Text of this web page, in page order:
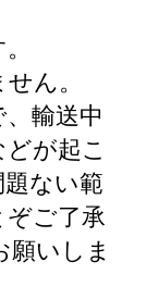
ん。
輸送中
が起こ
ない範
ぞご了承
いしま